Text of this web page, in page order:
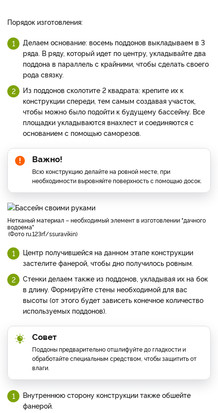
Порядок изготовления:
Делаем основание: восемь поддонов выкладываем в 3
ряда. В ряду, который идет по центру, укладывайте два
поддона в параллель с крайними, чтобы сделать своего
рода связку.
Из поддонов сколотите 2 квадрата: крепите их к
конструкции спереди, тем самым создавая участок,
чтобы можно было подойти к будущему бассейну. Все
площадки укладываются внахлест и соединяются с
основанием с помощью саморезов.
Важно!
Всю конструкцию делайте на ровной месте, при
необходимости выровняйте поверхность с помощью досок.
нетканый материал – необходимый элемент в изготовлении "дачного
водоема"
Фото ru.123rf/ssuravikin
Центр получившейся на данном этапе конструкции
застелите фанерой, чтобы дно получилось ровным.
Стенки делаем также из поддонов, укладывая их на бок
в длину. Формируйте стены необходимой для вас
высоты (от этого будет зависеть конечное количество
используемых поддонов).
Совет
Поддоны предварительно отшлифуйте до гладкости и
обработайте специальным средством, чтобы защитить от
влаги.
Внутреннюю сторону конструкции также обшейте
фанерой.